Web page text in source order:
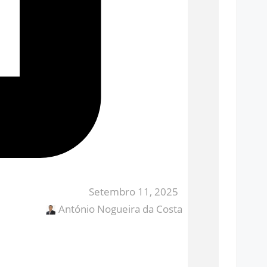
Setembro 11, 2025
António Nogueira da Costa